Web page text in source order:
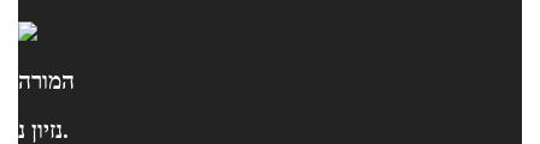
המורה
נזיון נ.